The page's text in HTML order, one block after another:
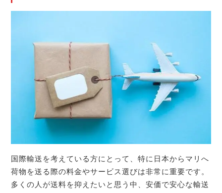
国際輸送を考えている方にとって、特に日本からマリへ
荷物を送る際の料金やサービス選びは非常に重要です。
多くの人が送料を抑えたいと思う中、安価で安心な輸送